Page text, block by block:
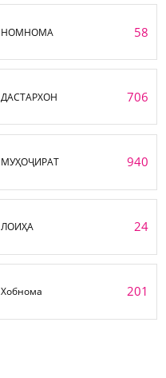
НОМНОМА 58
ДАСТАРХОН 706
МУҲОҶИРАТ 940
ЛОИҲА 24
Хобнома 201